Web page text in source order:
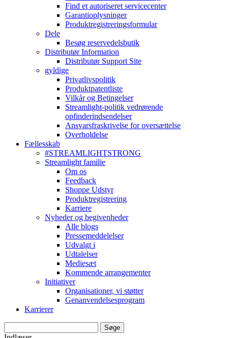
Find et autoriseret servicecenter
Garantioplysninger
Produktregistreringsformular
Dele
Besøg reservedelsbutik
Distributør Information
Distributør Support Site
gyldige
Privatlivspolitik
Produktpatentliste
Vilkår og Betingelser
Streamlight-politik vedrørende
opfinderindsendelser
Ansvarsfraskrivelse for oversættelse
Overholdelse
Fællesskab
#STREAMLIGHTSTRONG
Streamlight familie
Om os
Feedback
Shoppe Udstyr
Produktregistrering
Karriere
Nyheder og begivenheder
Alle blogs
Pressemeddelelser
Udvalgt i
Udtalelser
Mediesæt
Kommende arrangementer
Initiativer
Organisationer, vi støtter
Genanvendelsesprogram
Karrierer